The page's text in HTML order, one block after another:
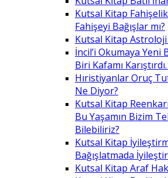
Kutsal Kitap
Fahişeyi Bağışlar mı?
Kutsal Kitap Astroloji
İncil’i Okumaya Yeni
Biri Kafamı
Hıristiyanlar Oruç
Ne Diyor?
Kutsal Kitap
Bu Yaşamın Bizim
Bilebiliriz?
Kutsal Kitap
Bağışlatmada
Kutsal Kitap Araf